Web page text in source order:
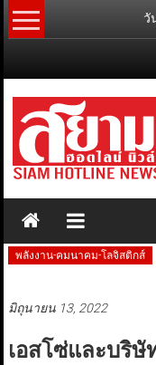
Skip
to
วั
พลังงาน-คมนาคม-โลจิสติกส์
มิถุนายน 13, 2022
เอสโซ่และบริษั